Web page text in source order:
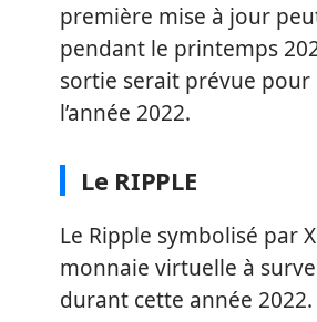
première mise à jour
pendant le printemps
sortie serait prévue pour
l’année 2022.
Le RIPPLE
Le Ripple symbolisé par
monnaie virtuelle à
durant cette année 2022.